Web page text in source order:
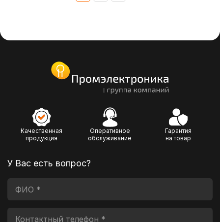
Качественная
продукция
Оперативное
обслуживание
Гарантия
на товар
У Вас есть вопрос?